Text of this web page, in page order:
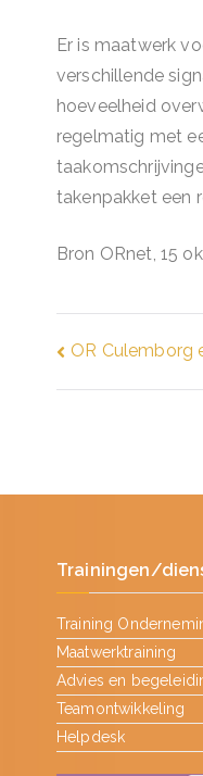
Er is maatwerk
verschillende
hoeveelheid
regelmatig met
takenpakket een
Bron ORnet, 15
Bericht
navigatie
OR Culemborg
Trainingen/
Training
Maatwerktraining
Advies en
Teamontwikkeling
Helpdesk